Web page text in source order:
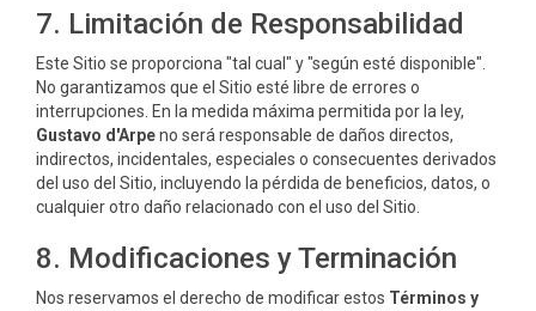
7. Limitación de Responsabilidad
Este Sitio se proporciona "tal cual" y "según esté disponible".
No garantizamos que el Sitio esté libre de errores o
interrupciones. En la medida máxima permitida por la ley,
Gustavo d'Arpeno será responsable de daños directos,
indirectos, incidentales, especiales o consecuentes derivados
del uso del Sitio, incluyendo la pérdida de beneficios, datos, o
cualquier otro daño relacionado con el uso del Sitio.
8. Modificaciones y Terminación
Nos reservamos el derecho de modificar estos Términos y